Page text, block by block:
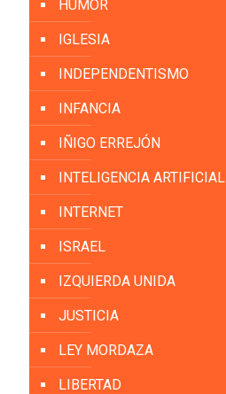
HUMOR
IGLESIA
INDEPENDENTISMO
INFANCIA
IÑIGO ERREJÓN
INTELIGENCIA ARTIFICIAL
INTERNET
ISRAEL
IZQUIERDA UNIDA
JUSTICIA
LEY MORDAZA
LIBERTAD